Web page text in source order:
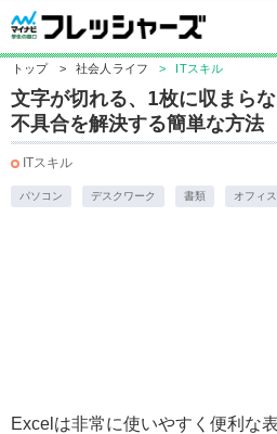
トップ > 社会人ライフ > ITスキル
文字が切れる、1枚に収まら
不具合を解決する簡単な方法
ITスキル
パソコン デスクワーク 書類 オフィス
Excelは非常に使いやすく便利な